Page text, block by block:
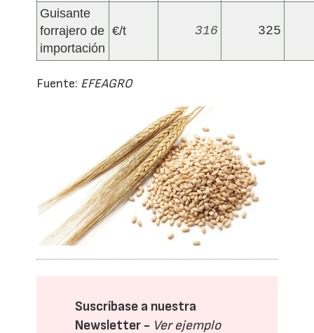
Guisante
forrajero de
importación
€/t 316 325
Fuente: EFEAGRO
Suscríbase a nuestra
Newsletter - Ver ejemplo